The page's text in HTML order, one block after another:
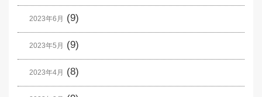
2023年6月 (9)
2023年5月 (9)
2023年4月 (8)